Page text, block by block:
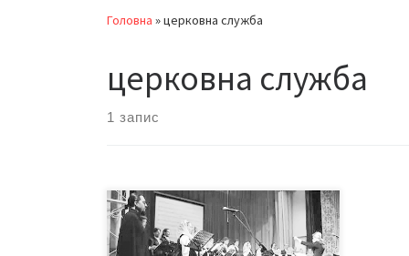
Головна »церковна служба
церковна служба
1 запис
Прем’єра «Літургії Іоанна
Златоустого» Сидора Воробкевича
відбулася у Чернівецькій обласній